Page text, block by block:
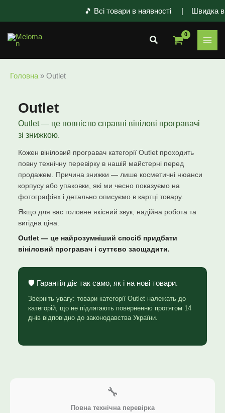
🎵 Всі товари в наявності | Швидка
Пошук
Головна » Outlet
Outlet
Outlet — це повністю справні вінілові програвачі
зі знижкою.
Кожен вініловий програвач категорії Outlet проходить
повну технічну перевірку в нашій майстерні перед
продажем. Причина знижки — лише косметичні нюанси
корпусу або упаковки, які ми чесно показуємо на
фотографіях і детально описуємо в картці товару.
Якщо для вас головне якісний звук, надійна робота та
вигідна ціна.
Outlet — це найрозумніший спосіб придбати
вініловий програвач і суттєво заощадити.
🛡️ Гарантія діє так само, як і на нові товари.
Зверніть увагу: товари категорії Outlet належать до
категорій, що не підлягають поверненню протягом 14
днів відповідно до законодавства України.
🔧
Повна технічна перевірка